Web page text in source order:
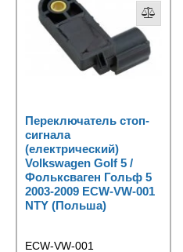
Переключатель стоп-
сигнала
(електрический)
Volkswagen Golf 5 /
Фольксваген Гольф 5
2003-2009 ECW-VW-001
NTY (Польша)
ECW-VW-001